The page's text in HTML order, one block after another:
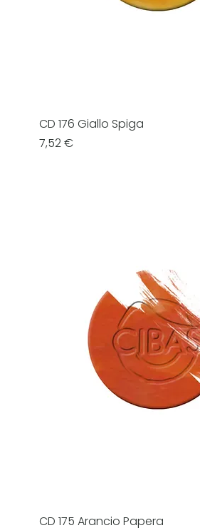
CD 176 Giallo Spiga
Prezzo
7,52 €
CD 175 Arancio Papera